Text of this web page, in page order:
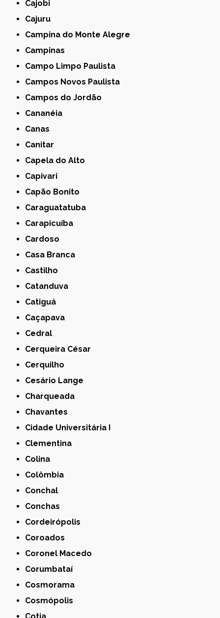
Cajobi
Cajuru
Campina do Monte Alegre
Campinas
Campo Limpo Paulista
Campos Novos Paulista
Campos do Jordão
Cananéia
Canas
Canitar
Capela do Alto
Capivari
Capão Bonito
Caraguatatuba
Carapicuíba
Cardoso
Casa Branca
Castilho
Catanduva
Catiguá
Caçapava
Cedral
Cerqueira César
Cerquilho
Cesário Lange
Charqueada
Chavantes
Cidade Universitária I
Clementina
Colina
Colômbia
Conchal
Conchas
Cordeirópolis
Coroados
Coronel Macedo
Corumbataí
Cosmorama
Cosmópolis